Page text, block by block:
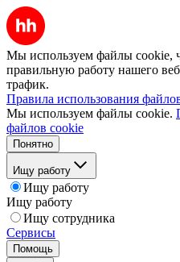
Мы используем файлы cookie,
правильную работу нашего
трафик.
Правила использования
Мы используем файлы cookie.
файлов cookie
Понятно
Ищу работу
Ищу работу
Ищу работу
Ищу сотрудника
Сервисы
Помощь